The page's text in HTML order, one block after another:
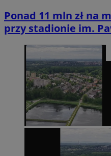
Ponad 11 mln zł na
przy stadionie im.